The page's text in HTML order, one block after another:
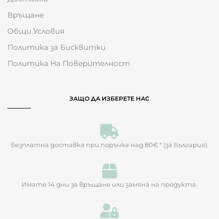
Връщане
Общи Условия
Политика за Бисквитки
Политика На Поверителност
ЗАЩО ДА ИЗБЕРЕТЕ НАС
Безплатна доставка при поръчка над 80€ * (за България).
Имате 14 дни за връщане или замяна на продукта.​